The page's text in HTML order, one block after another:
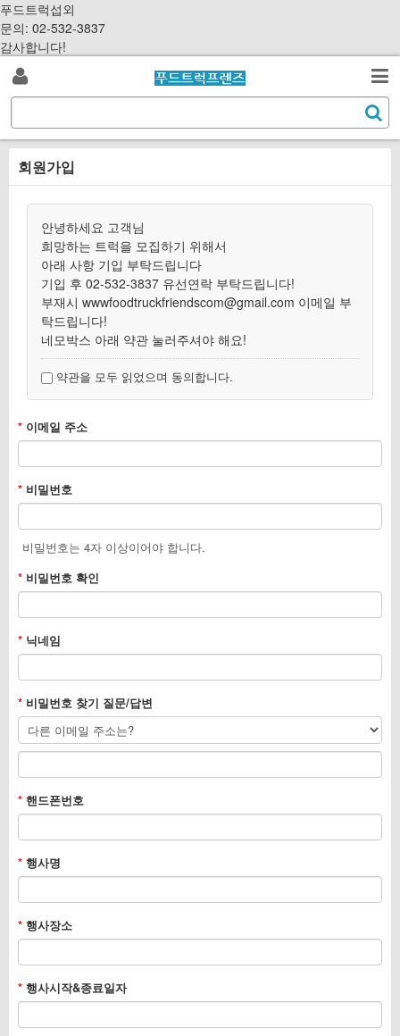
푸드트럭섭외
문의: 02-532-3837
감사합니다!
S
k
i
o
로
인
검
색
e
a
c
회원가입
안녕하세요 고객님
희망하는 트럭을 모집하기 위해서
아래 사항 기입 부탁드립니다
기입 후 02-532-3837 유선연락 부탁드립니다!
부재시 wwwfoodtruckfriendscom@gmail.com 이메일 부
탁드립니다!
네모박스 아래 약관 눌러주셔야 해요!
약관을 모두 읽었으며 동의합니다.
* 이메일 주소
* 비밀번호
비밀번호는 4자 이상이어야 합니다.
* 비밀번호 확인
* 닉네임
* 비밀번호 찾기 질문/답변
* 핸드폰번호
* 행사명
* 행사장소
* 행사시작&종료일자